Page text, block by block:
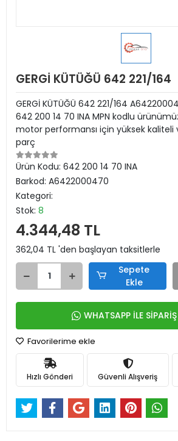
GERGİ KÜTÜĞÜ 642 221/164
GERGİ KÜTÜĞÜ 642 221/164
642 200 14 70 INA MPN kodlu
motor performansı için yüksek
parç
Ürün Kodu: 642 200 14 70 INA
Barkod: A6422000470
Kategori:
Stok: 8
4.344,48 TL
362,04 TL 'den başlayan taksitlerle
Sepete
Ekle
WHATSAPP İLE
Favorilerime ekle
Hızlı Gönderi Güvenli Alışveriş